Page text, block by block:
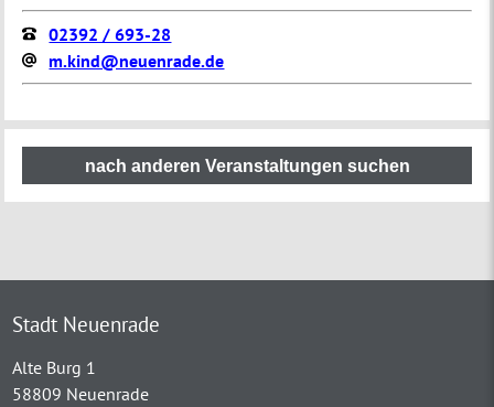
nach anderen Veranstaltungen suchen
02392 / 693-28
m.kind@neuenrade.de
Stadt Neuenrade
Alte Burg 1
58809 Neuenrade